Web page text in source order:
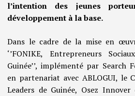
l’intention des jeunes
développement à la base.
Dans le cadre de la mise en
‘’FONIKE, Entrepreneurs
Guinée’’, implémenté par Search
en partenariat avec ABLOGUI, le
Leaders de Guinée, Osez